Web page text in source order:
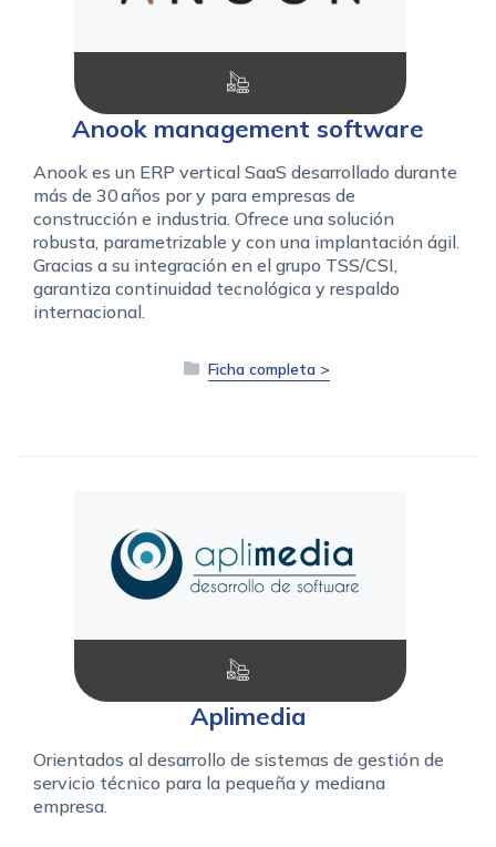
Anook management software
Anook es un ERP vertical SaaS desarrollado durante
más de 30 años por y para empresas de
construcción e industria. Ofrece una solución
robusta, parametrizable y con una implantación ágil.
Gracias a su integración en el grupo TSS/CSI,
garantiza continuidad tecnológica y respaldo
internacional.
Ficha completa >
Aplimedia
Orientados al desarrollo de sistemas de gestión de
servicio técnico para la pequeña y mediana
empresa.